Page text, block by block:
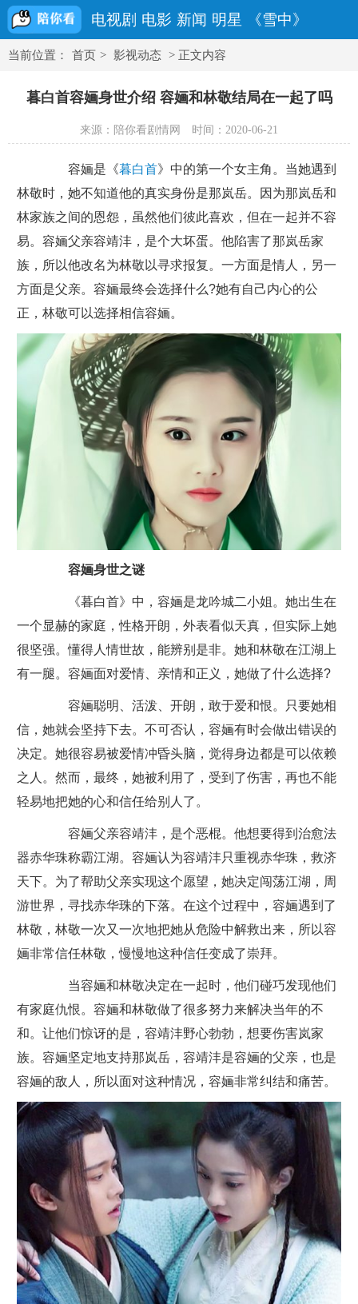
电视剧 电影 新闻 明星 《雪中》
当前位置： 首页 > 影视动态 > 正文内容
暮白首容婳身世介绍 容婳和林敬结局在一起了吗
来源：陪你看剧情网 时间：2020-06-21
容婳是《暮白首》中的第一个女主角。当她遇到
林敬时，她不知道他的真实身份是那岚岳。因为那岚岳和
林家族之间的恩怨，虽然他们彼此喜欢，但在一起并不容
易。容婳父亲容靖沣，是个大坏蛋。他陷害了那岚岳家
族，所以他改名为林敬以寻求报复。一方面是情人，另一
方面是父亲。容婳最终会选择什么?她有自己内心的公
正，林敬可以选择相信容婳。
容婳身世之谜
《暮白首》中，容婳是龙吟城二小姐。她出生在
一个显赫的家庭，性格开朗，外表看似天真，但实际上她
很坚强。懂得人情世故，能辨别是非。她和林敬在江湖上
有一腿。容婳面对爱情、亲情和正义，她做了什么选择?
容婳聪明、活泼、开朗，敢于爱和恨。只要她相
信，她就会坚持下去。不可否认，容婳有时会做出错误的
决定。她很容易被爱情冲昏头脑，觉得身边都是可以依赖
之人。然而，最终，她被利用了，受到了伤害，再也不能
轻易地把她的心和信任给别人了。
容婳父亲容靖沣，是个恶棍。他想要得到治愈法
器赤华珠称霸江湖。容婳认为容靖沣只重视赤华珠，救济
天下。为了帮助父亲实现这个愿望，她决定闯荡江湖，周
游世界，寻找赤华珠的下落。在这个过程中，容婳遇到了
林敬，林敬一次又一次地把她从危险中解救出来，所以容
婳非常信任林敬，慢慢地这种信任变成了崇拜。
当容婳和林敬决定在一起时，他们碰巧发现他们
有家庭仇恨。容婳和林敬做了很多努力来解决当年的不
和。让他们惊讶的是，容靖沣野心勃勃，想要伤害岚家
族。容婳坚定地支持那岚岳，容靖沣是容婳的父亲，也是
容婳的敌人，所以面对这种情况，容婳非常纠结和痛苦。